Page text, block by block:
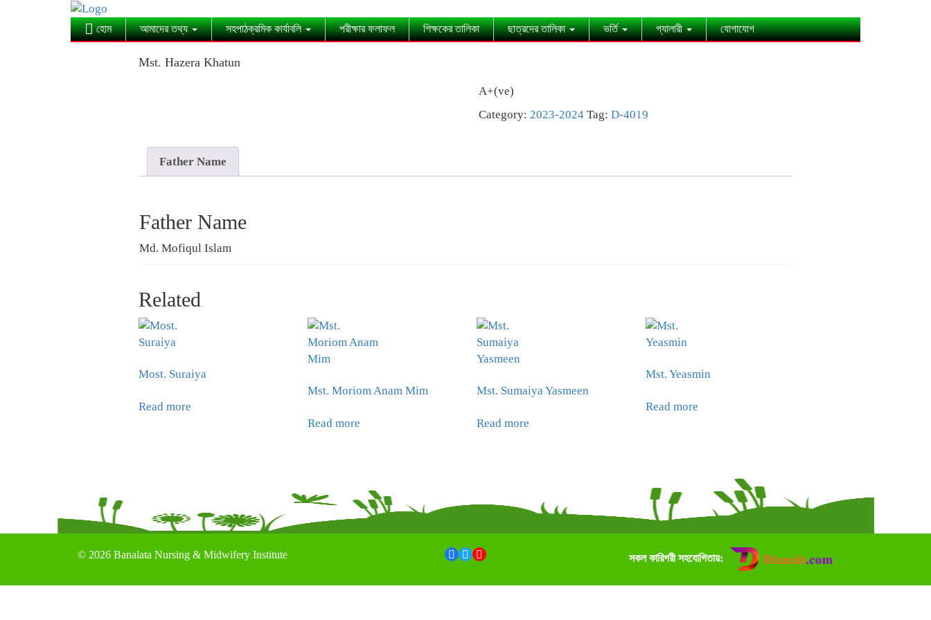
হোম আমাদের তথ্য সহপাঠক্রমিক কার্যাবলি পরীক্ষার ফলাফল শিক্ষকের তালিকা ছাত্রদের তালিকা ভর্তি গ্যালারী যোগাযোগ
Mst. Hazera Khatun
A+(ve)
Category: 2023-2024 Tag: D-4019
Father Name
Father Name
Md. Mofiqul Islam
Related
Most. Suraiya
Read more
Mst. Moriom Anam Mim
Read more
Mst. Sumaiya Yasmeen
Read more
Mst. Yeasmin
Read more
© 2026 Banalata Nursing & Midwifery Institute সকল কারিগরী সহযোগিতায়: